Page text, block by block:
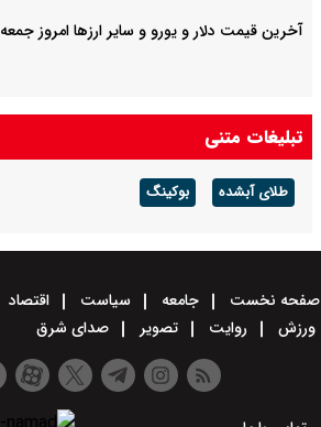
آخرین قیمت دلار و یورو و سایر ارزها امروز جمعه ۱۶ مردادماه ۱۴۰۵
تبلیغات متنی
طلای آبشده بوکینگ
صفحه نخست جامعه سیاست اقتصاد
ورزش
روایت تصویر صدای شرق